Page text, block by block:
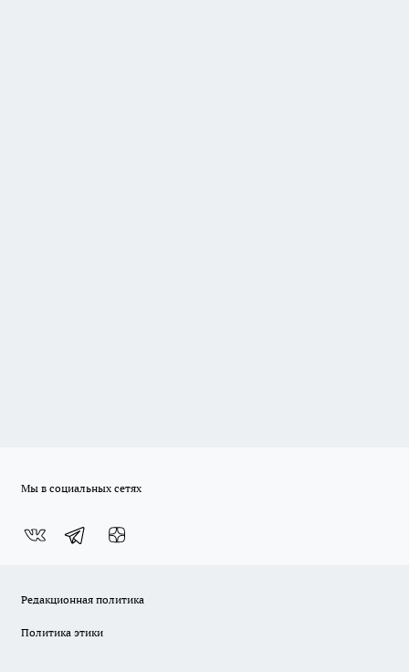
Мы в социальных сетях
Редакционная политика
Политика этики